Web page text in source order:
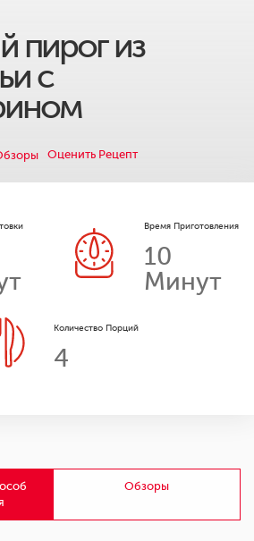
пирог из
с
Оценить Рецепт
Время Приготовления
10
Минут
Количество Порций
4
Обзоры